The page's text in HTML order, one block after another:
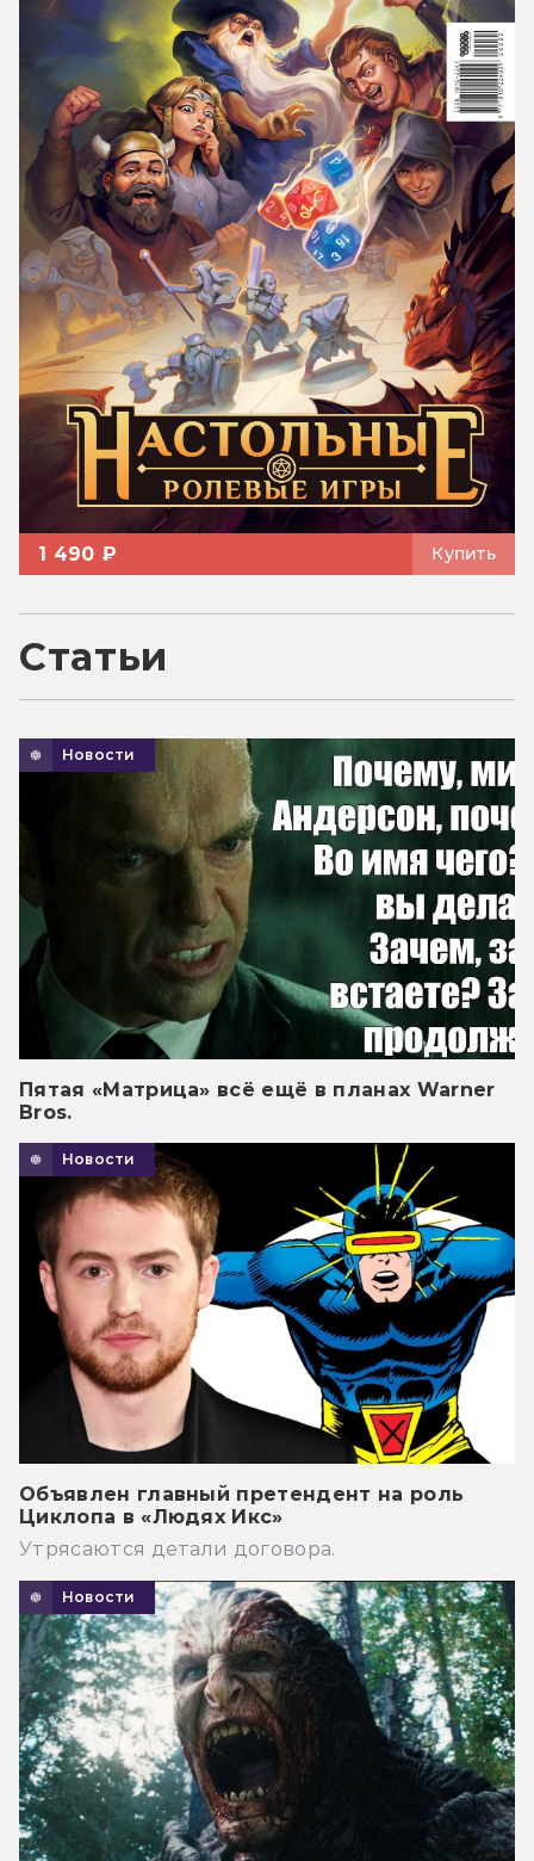
1 490 ₽ Купить
Статьи
Новости
Пятая «Матрица» всё ещё в планах Warner
Bros.
Новости
Объявлен главный претендент на роль
Циклопа в «Людях Икс»
Утрясаются детали договора.
Новости